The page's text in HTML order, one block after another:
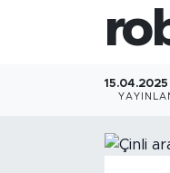
15.04.2025
Bilim ve